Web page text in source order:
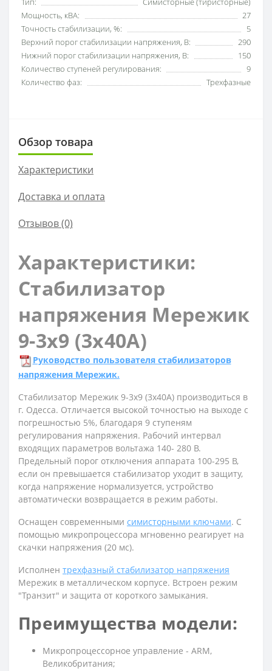
Мощность, кВА:
27
Точность стабилизации, %:
5
Верхний порог стабилизации напряжения, В:
290
Нижний порог стабилизации напряжения, В:
150
Количество ступеней регулирования:
9
Количество фаз:
Трехфазные
Обзор товара
Характеристики
Доставка и оплата
Отзывов (0)
Характеристики:
Стабилизатор
напряжения Мережик
9-3х9 (3х40А)
Руководство пользователя стабилизаторов
напряжения Мережик.
Стабилизатор Мережик 9-3х9 (3х40А) производиться в
г. Одесса. Отличается высокой точностью на выходе с
погрешностью 5%, благодаря 9 ступеням
регулирования напряжения. Рабочий интервал
входящих параметров вольтажа 140- 280 В.
Предельный порог отключения аппарата 100-295 В,
если он превышается стабилизатор уходит в защиту,
когда напряжение нормализуется, устройство
автоматически возвращается в режим работы.
Оснащен современными симисторными ключами. С
помощью микропроцессора мгновенно реагирует на
скачки напряжения (20 мс).
Исполнен трехфазный стабилизатор напряжения
Мережик в металлическом корпусе. Встроен режим
"Транзит" и защита от короткого замыкания.
Преимущества модели:
Микропроцессорное управление - ARM,
Великобритания;